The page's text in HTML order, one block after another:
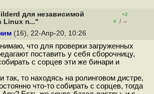
для независимой
Linux п..."
+2
+ / –
(16), 22-Апр-20, 10:26
что для проверки загруженных
поставить у себя сборочницу,
с сорцев эти же бинари и
так, то находясь на ролинговом дистре,
что-то собирать с сорцев, тогда